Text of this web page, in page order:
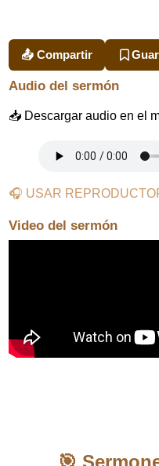
📤 Compartir
Audio del sermón
📥 Descargar audio en el
🎧 USAR
Video del sermón
🎯